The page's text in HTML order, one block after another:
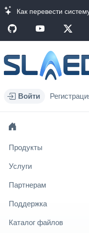
Как перевести
Войти
Продукты
Услуги
Партнерам
Поддержка
Каталог файлов